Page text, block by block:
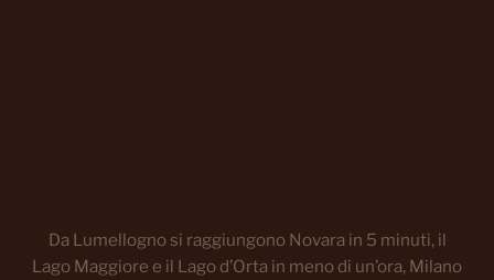
Da Lumellogno si raggiungono Novara in 5 minuti, il
Lago Maggiore e il Lago d’Orta in meno di un’ora, Milano